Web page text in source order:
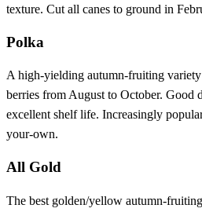
texture. Cut all canes to ground in
Polka
A high-yielding autumn-fruiting
berries from August to October. Good
excellent shelf life. Increasingly
your-own.
All Gold
The best golden/yellow autumn-